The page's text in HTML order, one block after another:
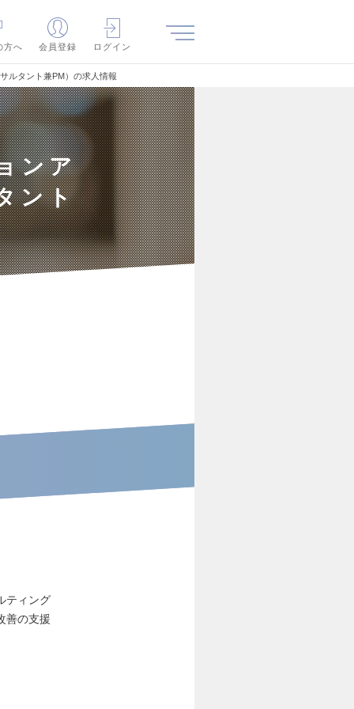
方へ 会員登録 ログイン
ルタント兼PM）の求人情報
ンア
ント
ティング
善の支援